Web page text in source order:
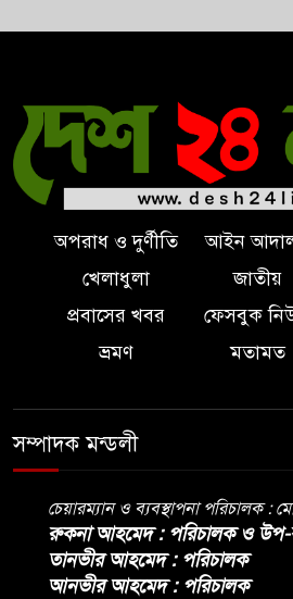
ট্রাম্পকে
অপরাধ ও দুর্ণীতি আইন
খেলাধুলা
জাতীয়
প্রবাসের খবর
ফেসবুক
ভ্রমণ
মতামত
সম্পাদক মন্ডলী
চেয়ারম্যান ও ব্যবস্থাপনা পরিচালক :
রুকনা আহমেদ : পরিচালক ও উপ-
তানভীর আহমেদ : পরিচালক
আনভীর আহমেদ : পরিচালক